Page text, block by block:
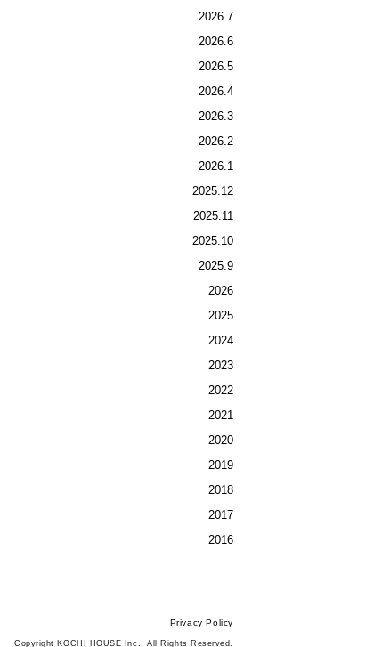
2026.7
2026.6
2026.5
2026.4
2026.3
2026.2
2026.1
2025.12
2025.11
2025.10
2025.9
2026
2025
2024
2023
2022
2021
2020
2019
2018
2017
2016
Privacy Policy
Copyright KOCHI HOUSE Inc., All Rights Reserved.